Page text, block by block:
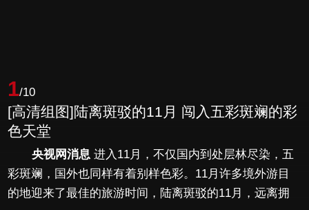
1/10
[高清组图]陆离斑驳的11月 闯入五彩斑斓的彩
色天堂
央视网消息进入11月，不仅国内到处层林尽染，五
彩斑斓，国外也同样有着别样色彩。11月许多境外游目
的地迎来了最佳的旅游时间，陆离斑驳的11月，远离拥